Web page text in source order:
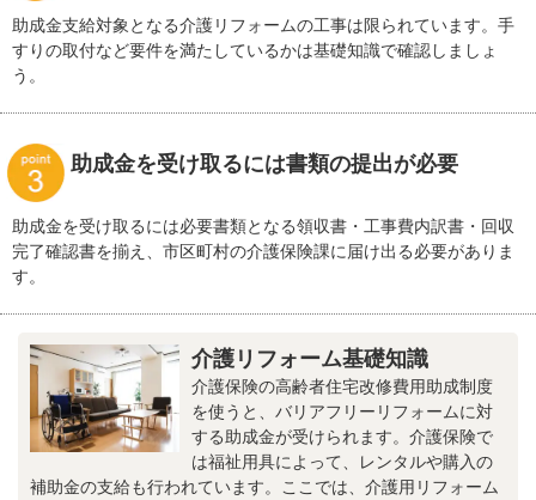
助成金支給対象となる介護リフォームの工事は限られています。手
すりの取付など要件を満たしているかは基礎知識で確認しましょ
う。
助成金を受け取るには書類の提出が必要
助成金を受け取るには必要書類となる領収書・工事費内訳書・回収
完了確認書を揃え、市区町村の介護保険課に届け出る必要がありま
す。
介護リフォーム基礎知識
介護保険の高齢者住宅改修費用助成制度
を使うと、バリアフリーリフォームに対
する助成金が受けられます。介護保険で
は福祉用具によって、レンタルや購入の
補助金の支給も行われています。ここでは、介護用リフォーム